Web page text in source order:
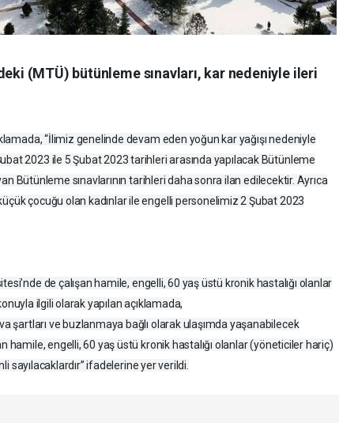
(MTÜ) bütünleme sınavları, kar nedeniyle ileri
“İlimiz genelinde devam eden yoğun kar yağışı nedeniyle
2023 ile 5 Şubat 2023 tarihleri arasında yapılacak Bütünleme
Bütünleme sınavlarının tarihleri daha sonra ilan edilecektir. Ayrıca
çocuğu olan kadınlar ile engelli personelimiz 2 Şubat 2023
de çalışan hamile, engelli, 60 yaş üstü kronik hastalığı olanlar
ilgili olarak yapılan açıklamada,
şartları ve buzlanmaya bağlı olarak ulaşımda yaşanabilecek
hamile, engelli, 60 yaş üstü kronik hastalığı olanlar (yöneticiler hariç)
ifadelerine yer verildi.